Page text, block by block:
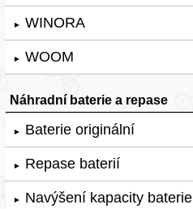
► WINORA
► WOOM
Náhradní baterie a repase
► Baterie originální
► Repase baterií
► Navýšení kapacity baterie